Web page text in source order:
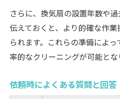
さらに、換気扇の設置年数や
伝えておくと、より的確な作
られます。これらの準備によ
率的なクリーニングが可能とな
依頼時によくある質問と回答